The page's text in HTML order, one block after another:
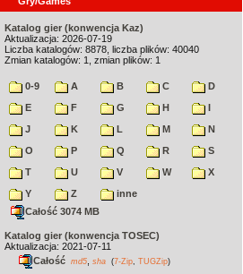
Katalog gier (konwencja Kaz)
Aktualizacja: 2026-07-19
Liczba katalogów: 8878, liczba plików: 40040
Zmian katalogów: 1, zmian plików: 1
0-9 A B C
D
E
F G H
I
J
K L M
N
O
P Q R
S
T
U V W
X
Y
Z
inne
Całość 3074 MB
Katalog gier (konwencja TOSEC)
Aktualizacja: 2021-07-11
Całość md5 sha (7-Zip TUGZip)